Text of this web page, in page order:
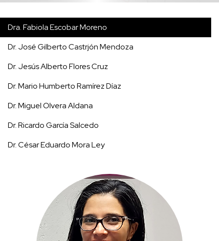
Dra. Fabiola Escobar Moreno
Dr. José Gilberto Castrjón Mendoza
Dr. Jesús Alberto Flores Cruz
Dr. Mario Humberto Ramírez Díaz
Dr. Miguel Olvera Aldana
Dr. Ricardo García Salcedo
Dr. César Eduardo Mora Ley